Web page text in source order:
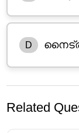
D
Related